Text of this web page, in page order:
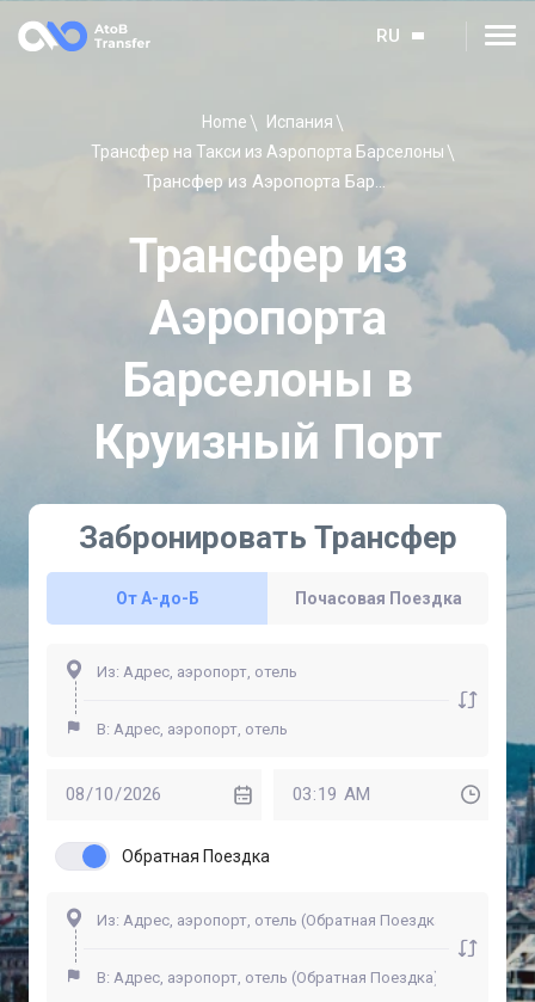
RU
Home
Испания
Трансфер на Такси из Аэропорта Барселоны
Трансфер из Аэропорта Барселоны в Круизный Порт
Трансфер из
Аэропорта
Барселоны в
Круизный Порт
Забронировать Трансфер
От A-до-Б Почасовая Поездка
Обратная Поездка